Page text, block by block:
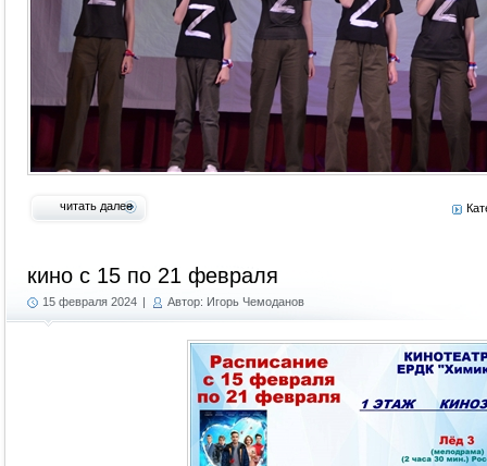
читать далее
кино с 15 по 21 февраля
15 февраля 2024 | Автор: Игорь Чемоданов